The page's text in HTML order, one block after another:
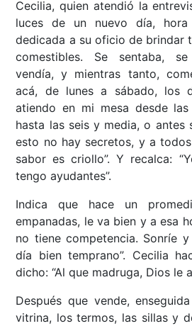
Cecilia, quien atendió la
luces de un nuevo día,
dedicada a su oficio de brindar
comestibles. Se sentaba,
vendía, y mientras tanto,
acá, de lunes a sábado, los
atiendo en mi mesa desde
hasta las seis y media, o antes
esto no hay secretos, y a
sabor es criollo”. Y recalca:
tengo ayudantes”.
Indica que hace un
empanadas, le va bien y a esa
no tiene competencia. Sonríe
día bien temprano”. Cecilia
dicho: “Al que madruga, Dios le
Después que vende,
vitrina, los termos, las sillas y